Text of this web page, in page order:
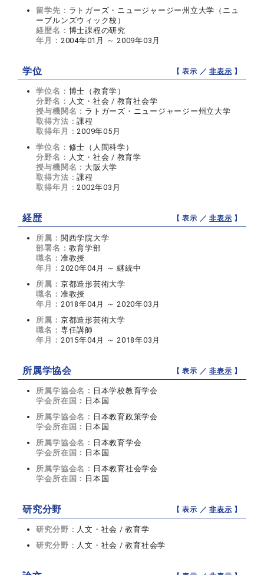
留学先： ラトガーズ・ニュージャージー州立大学（ニュ
ーブルンズウィック校）
経歴名： 博士課程の研究
年月： 2004年01月 ～ 2009年03月
学位 【 表示 ／非表示 】
学位名： 博士（教育学）
分野名： 人文・社会 / 教育社会学
授与機関名： ラトガーズ・ニュージャージー州立大学
取得方法：課程
取得年月：2009年05月
学位名： 修士（人間科学）
分野名： 人文・社会 / 教育学
授与機関名： 大阪大学
取得方法：課程
取得年月：2002年03月
経歴 【 表示 ／非表示 】
所属： 関西学院大学
部署名： 教育学部
職名： 准教授
年月： 2020年04月 ～ 継続中
所属： 京都造形芸術大学
職名： 准教授
年月： 2018年04月 ～ 2020年03月
所属： 京都造形芸術大学
職名： 専任講師
年月： 2015年04月 ～ 2018年03月
所属学協会 【 表示 ／非表示 】
所属学協会名： 日本学校教育学会
学会所在国： 日本国
所属学協会名： 日本教育政策学会
学会所在国： 日本国
所属学協会名： 日本教育学会
学会所在国： 日本国
所属学協会名： 日本教育社会学会
学会所在国： 日本国
研究分野 【 表示 ／非表示 】
研究分野： 人文・社会 / 教育学
研究分野： 人文・社会 / 教育社会学